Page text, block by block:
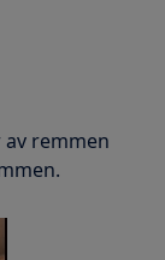
remmen